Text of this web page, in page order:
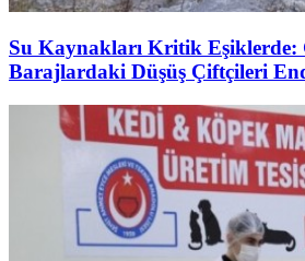
Su Kaynakları Kritik Eşiklerde:
Barajlardaki Düşüş Çiftçileri